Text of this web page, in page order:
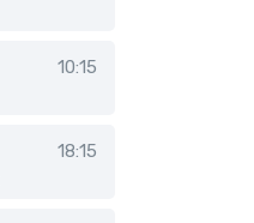
10:15
18:15